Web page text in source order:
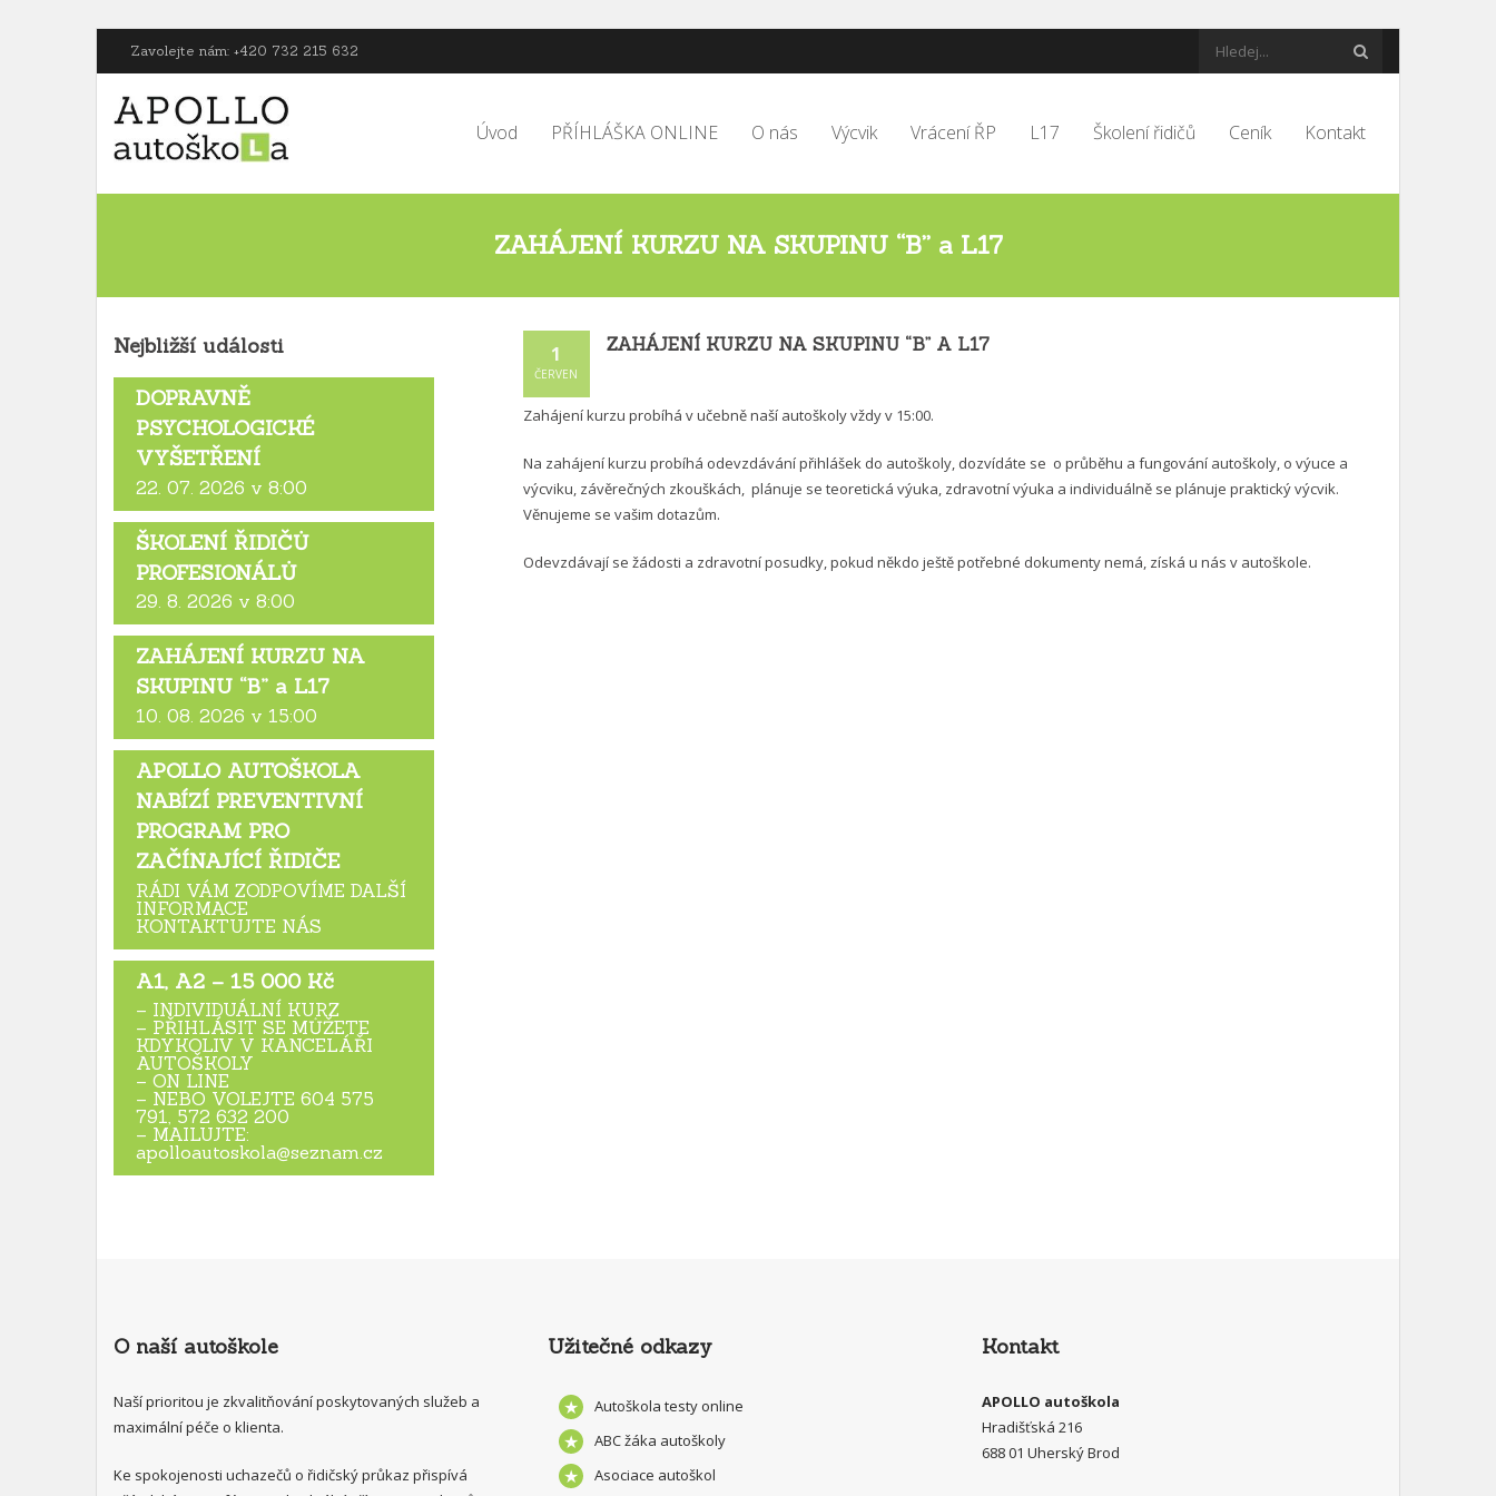
Zavolejte nám: +420 732 215 632
Úvod PŘÍHLÁŠKA ONLINE O nás Výcvik Vrácení ŘP L17 Školení řidičů Ceník Kontakt
ZAHÁJENÍ KURZU NA SKUPINU “B” a L17
ZAHÁJENÍ KURZU NA SKUPINU “B” A L17
1
ČERVEN
Zahájení kurzu probíhá v učebně naší autoškoly vždy v 15:00.
Na zahájení kurzu probíhá odevzdávání přihlášek do autoškoly, dozvídáte se o průběhu a fungování autoškoly, o výuce a
výcviku, závěrečných zkouškách, plánuje se teoretická výuka, zdravotní výuka a individuálně se plánuje praktický výcvik.
Věnujeme se vašim dotazům.
Odevzdávají se žádosti a zdravotní posudky, pokud někdo ještě potřebné dokumenty nemá, získá u nás v autoškole.
Nejbližší události
DOPRAVNĚ
PSYCHOLOGICKÉ
VYŠETŘENÍ
22. 07. 2026 v 8:00
ŠKOLENÍ ŘIDIČŮ
PROFESIONÁLŮ
29. 8. 2026 v 8:00
ZAHÁJENÍ KURZU NA
SKUPINU “B” a L17
10. 08. 2026 v 15:00
APOLLO AUTOŠKOLA
NABÍZÍ PREVENTIVNÍ
PROGRAM PRO
ZAČÍNAJÍCÍ ŘIDIČE
RÁDI VÁM ZODPOVÍME DALŠÍ
INFORMACE
KONTAKTUJTE NÁS
A1, A2 – 15 000 Kč
– INDIVIDUÁLNÍ KURZ
– PŘIHLÁSIT SE MŮŽETE
KDYKOLIV V KANCELÁŘI
AUTOŠKOLY
– ON LINE
– NEBO VOLEJTE 604 575
791, 572 632 200
– MAILUJTE:
apolloautoskola@seznam.cz
O naší autoškole
Naší prioritou je zkvalitňování poskytovaných služeb a
maximální péče o klienta.
Ke spokojenosti uchazečů o řidičský průkaz přispívá
Užitečné odkazy
Autoškola testy online
ABC žáka autoškoly
Asociace autoškol
Kontakt
APOLLO autoškola
Hradišťská 216
688 01 Uherský Brod